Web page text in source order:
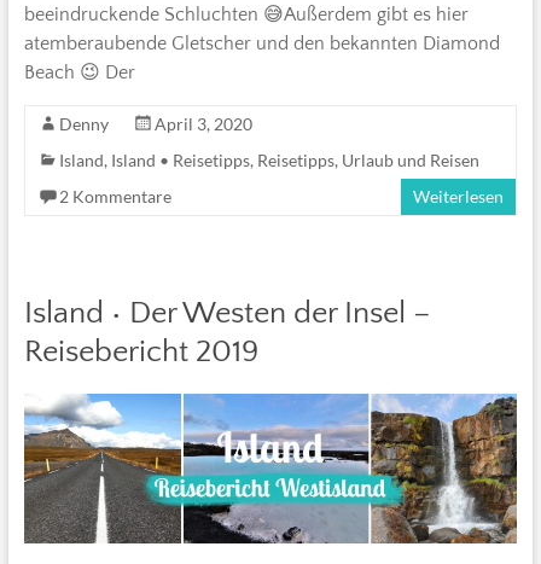
beeindruckende Schluchten 😅Außerdem gibt es hier
atemberaubende Gletscher und den bekannten Diamond
Beach 😉 Der
Denny
April 3, 2020
Island, Island • Reisetipps, Reisetipps, Urlaub und Reisen
2 Kommentare
Weiterlesen
Island • Der Westen der Insel –
Reisebericht 2019